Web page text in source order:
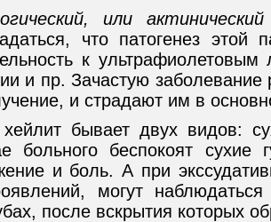
или
что патогенез этой
к
и пр. Зачастую заболевание
и страдают им в
хейлит бывает двух видов:
больного беспокоят сухие
и боль. А при
могут
после вскрытия которых